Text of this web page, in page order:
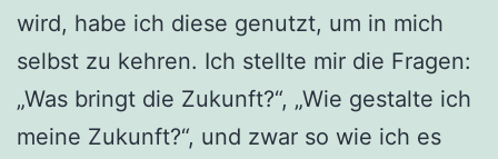
wird, habe ich diese genutzt, um in mich
selbst zu kehren. Ich stellte mir die Fragen:
„Was bringt die Zukunft?“, „Wie gestalte ich
meine Zukunft?“, und zwar so wie ich es